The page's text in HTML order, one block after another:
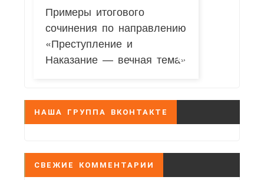
Примеры итогового
сочинения по направлению
«Преступление и
Наказание — вечная тема»
НАША ГРУППА ВКОНТАКТЕ
СВЕЖИЕ КОММЕНТАРИИ